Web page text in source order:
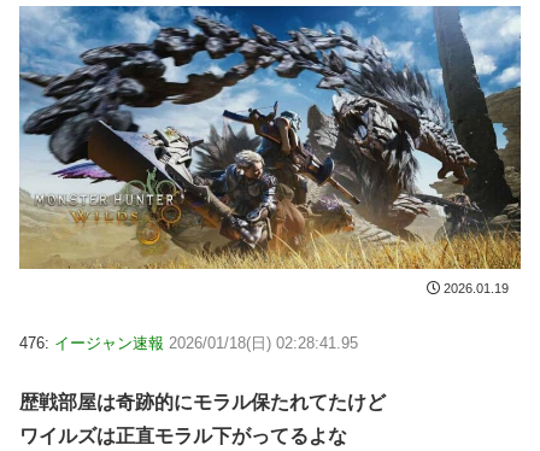
2026.01.19
476: イージャン速報 2026/01/18(日) 02:28:41.95
歴戦部屋は奇跡的にモラル保たれてたけど
ワイルズは正直モラル下がってるよな